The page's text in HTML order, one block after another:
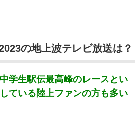
の地上波テレビ放送は？
学生駅伝最高峰のレースとい
ている陸上ファンの方も多い